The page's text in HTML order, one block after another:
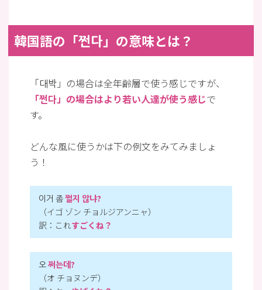
韓国語の「쩐다」の意味とは？
「대박」の場合は全年齢層で使う感じですが、
「쩐다」の場合はより若い人達が使う感じで
す。
どんな風に使うかは下の例文をみてみましょ
う！
이거 좀쩔지 않냐?
（イゴ ゾン チョルジアンニャ）
訳：これすごくね？
오쩌는데?
（オ チョヌンデ）